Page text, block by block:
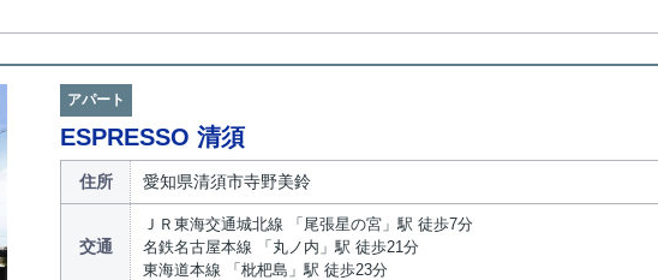
アパート
ESPRESSO 清須
住所 愛知県清須市寺野美鈴
交通
ＪＲ東海交通城北線 「尾張星の宮」駅 徒歩7分
名鉄名古屋本線 「丸ノ内」駅 徒歩21分
東海道本線 「枇杷島」駅 徒歩23分